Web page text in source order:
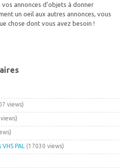
annonces d’objets à donner
un oeil aux autres annonces, vous
chose dont vous avez besoin !
views)
PAL (17030 views)